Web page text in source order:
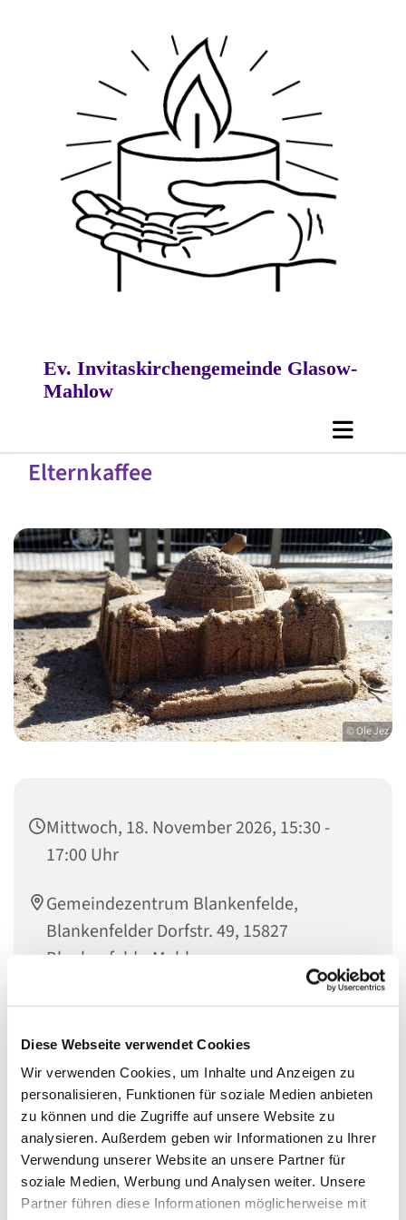
Diese Webseite verwendet Cookies
Wir verwenden Cookies, um Inhalte und Anzeigen zu
personalisieren, Funktionen für soziale Medien anbieten
zu können und die Zugriffe auf unsere Website zu
analysieren. Außerdem geben wir Informationen zu Ihrer
Verwendung unserer Website an unsere Partner für
soziale Medien, Werbung und Analysen weiter. Unsere
Partner führen diese Informationen möglicherweise mit
Ev. Invitaskirchengemeinde Glasow-
Mahlow
Elternkaffee
© Ole Jez
Mittwoch, 18. November 2026, 15:30 -
17:00 Uhr
Gemeindezentrum Blankenfelde,
Blankenfelder Dorfstr. 49, 15827
Blankenfelde-Mahlow
Eltern-Kind-Café
Mittwochs um 15.30 Uhr sind Familien mit Kindern
herzlich in das Gemeindezentrum Blankenfelde
eingeladen bei Kaffee und Kuchen gemeinsam über die
Welt und Gott ins Gespräch zu kommen.